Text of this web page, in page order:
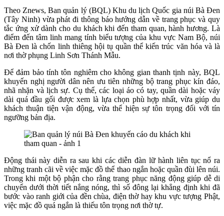
Theo Znews, Ban quản lý (BQL) Khu du lịch Quốc gia núi Bà Đen
(Tây Ninh) vừa phát đi thông báo hướng dẫn về trang phục và quy
tắc ứng xử dành cho du khách khi đến tham quan, hành hương. Là
điểm đến tâm linh mang tính biểu tượng của khu vực Nam Bộ, núi
Bà Đen là chốn linh thiêng hội tụ quần thể kiến trúc văn hóa và là
nơi thờ phụng Linh Sơn Thánh Mẫu.
Để đảm bảo tính tôn nghiêm cho không gian thanh tịnh này, BQL
khuyến nghị người dân nên ưu tiên những bộ trang phục kín đáo,
nhã nhặn và lịch sự. Cụ thể, các loại áo có tay, quần dài hoặc váy
dài quá đầu gối được xem là lựa chọn phù hợp nhất, vừa giúp du
khách thuận tiện vận động, vừa thể hiện sự tôn trọng đối với tín
ngưỡng bản địa.
Động thái này diễn ra sau khi các diễn đàn lữ hành liên tục nổ ra
những tranh cãi về việc mặc đồ thể thao ngắn hoặc quần đùi lên núi.
Trong khi một bộ phận cho rằng trang phục năng động giúp dễ di
chuyển dưới thời tiết nắng nóng, thì số đông lại khẳng định khi đã
bước vào ranh giới của đền chùa, điện thờ hay khu vực tượng Phật,
việc mặc đồ quá ngắn là thiếu tôn trọng nơi thờ tự.